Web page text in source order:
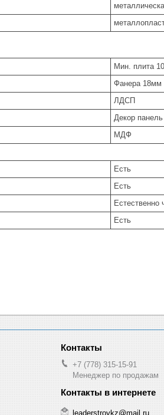
Мин. плита
Фанера 18мм
ЛДСП
Декор панель
МДФ
Есть
Есть
Естественно
Есть
+7 (778) 315-15-91
Менеджер по продажам
leaderstroykz@mail.ru